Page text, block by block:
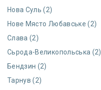
Нова Суль (2)
Нове Място Любавське (2)
Слава (2)
Сьрода-Великопольська (2)
Бендзин (2)
Тарнув (2)